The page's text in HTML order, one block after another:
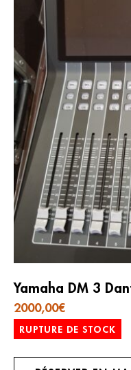
Yamaha DM 3
2000,00€
RUPTURE DE STOCK